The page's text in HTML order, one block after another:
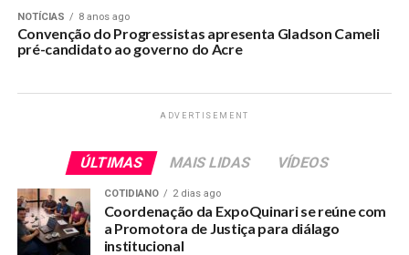
NOTÍCIAS 8 anos ago
Convenção do Progressistas apresenta Gladson Cameli
pré-candidato ao governo do Acre
ADVERTISEMENT
ÚLTIMAS MAIS LIDAS VÍDEOS
COTIDIANO 2 dias ago
Coordenação da ExpoQuinari se reúne com
a Promotora de Justiça para diálago
institucional